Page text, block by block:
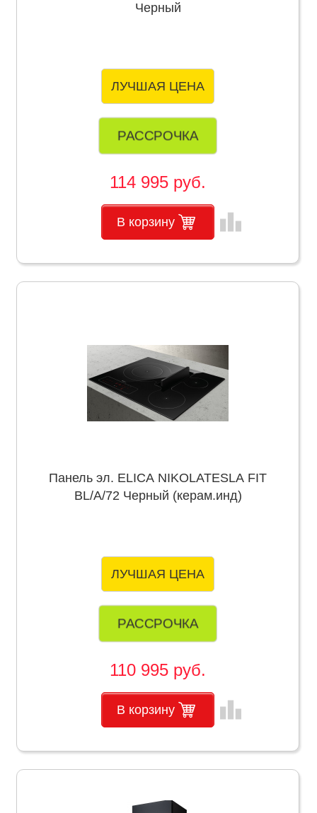
Черный
ЛУЧШАЯ ЦЕНА
РАССРОЧКА
114 995 руб.
В корзину leaderboard
Панель эл. ELICA NIKOLATESLA FIT
BL/A/72 Черный (керам.инд)
ЛУЧШАЯ ЦЕНА
РАССРОЧКА
110 995 руб.
В корзину leaderboard